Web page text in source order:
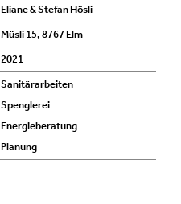
Eliane & Stefan Hösli
Müsli 15, 8767 Elm
2021
Sanitärarbeiten
Spenglerei
Energieberatung
Planung